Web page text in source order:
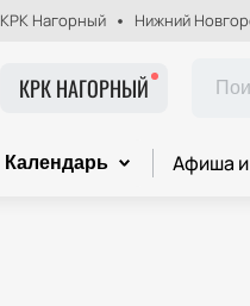
КРК Нагорный Нижний
КРК НАГОРНЫЙ
Календарь Афиша